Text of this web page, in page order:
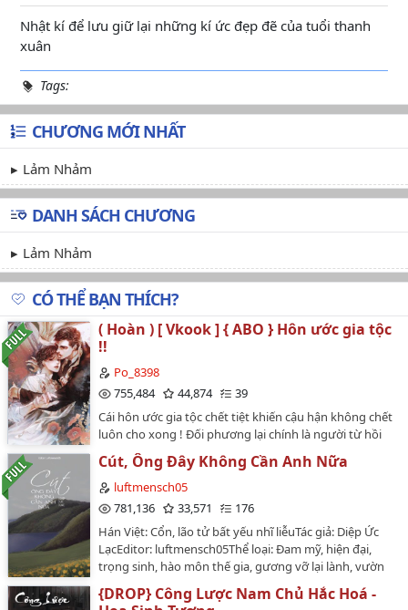
Nhật kí để lưu giữ lại những kí ức đẹp đẽ của tuổi thanh
xuân
Tags:
CHƯƠNG MỚI NHẤT
Lảm Nhảm
DANH SÁCH CHƯƠNG
Lảm Nhảm
CÓ THỂ BẠN THÍCH?
( Hoàn ) [ Vkook ] { ABO } Hôn ước gia tộc
!!
Po_8398
755,484
44,874
39
Cái hôn ước gia tộc chết tiệt khiến cậu hận không chết
luôn cho xong ! Đối phương lại chính là người từ hồi
nhỏ mà cậu ghét nhất . Thế nhưng rồi chuyện gì cũng
tới , hắn ta chính là cướp mất lần đầu tiên của cậu .
Không những thế còn bị đánh dấu , Omega sợ nhất
chính là bị đánh dấu . Cậu chỉ muốn dành cho người
thế !!! Hu hu hu !!! Truyện : Hôn ước gia tộc ( Vkook ) [
ABO ] Mình là Seo , mong mọi người ủng hộ nha . Nhớ
mỗi chương cho mình một sao , cho nó hạnh phúc khi
mà đi ngủ . Yêu mọi người nhiều !!!! < 3Truyện viết từ
Cút, Ông Đây Không Cần Anh Nữa
luftmensch05
781,136
33,571
176
Hán Việt: Cổn, lão tử bất yếu nhĩ liễuTác giả: Diệp Ức
LạcEditor: luftmensch05Thể loại: Đam mỹ, hiện đại,
trọng sinh, hào môn thế gia, gương vỡ lại lành, vườn
trường, tra công tiện thụ, tiểu bạch, ngược tra, sinh tử
văn, 1x1, HE.Độ dài: 166 chương + 11 phiên
{DROP} Công Lược Nam Chủ Hắc Hoá -